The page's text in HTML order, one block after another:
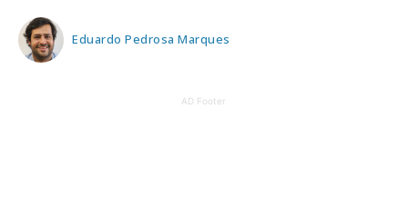
Eduardo Pedrosa Marques
AD Footer